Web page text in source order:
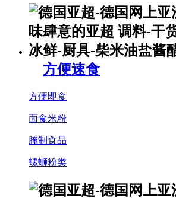
方便速食
方便即食
面食米粉
腌制食品
螺蛳粉类